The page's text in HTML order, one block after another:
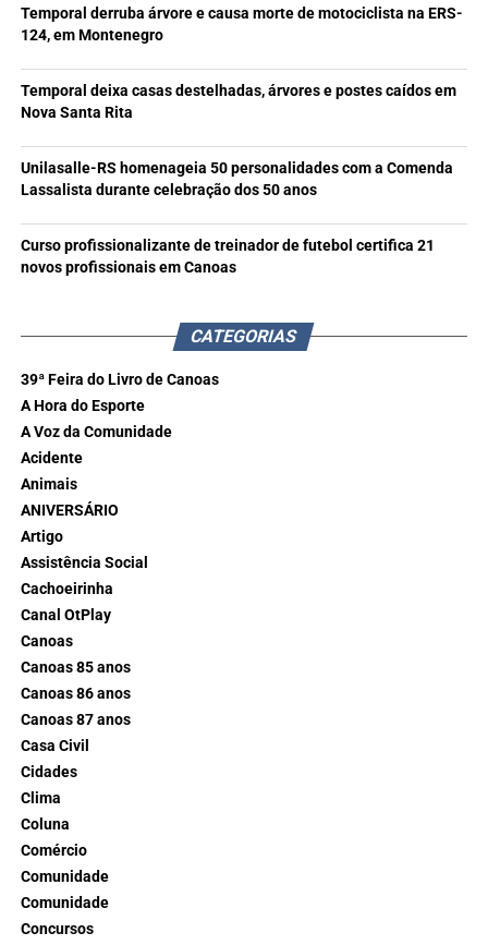
Temporal derruba árvore e causa morte de motociclista na ERS-
124, em Montenegro
Temporal deixa casas destelhadas, árvores e postes caídos em
Nova Santa Rita
Unilasalle-RS homenageia 50 personalidades com a Comenda
Lassalista durante celebração dos 50 anos
Curso profissionalizante de treinador de futebol certifica 21
novos profissionais em Canoas
CATEGORIAS
39ª Feira do Livro de Canoas
A Hora do Esporte
A Voz da Comunidade
Acidente
Animais
ANIVERSÁRIO
Artigo
Assistência Social
Cachoeirinha
Canal OtPlay
Canoas
Canoas 85 anos
Canoas 86 anos
Canoas 87 anos
Casa Civil
Cidades
Clima
Coluna
Comércio
Comunidade
Comunidade
Concursos